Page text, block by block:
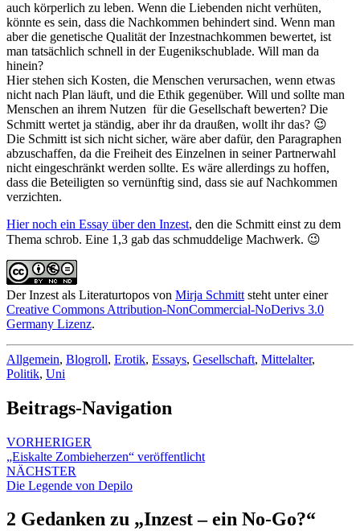
auch körperlich zu leben. Wenn die Liebenden nicht verhüten,
könnte es sein, dass die Nachkommen behindert sind. Wenn man
aber die genetische Qualität der Inzestnachkommen bewertet, ist
man tatsächlich schnell in der Eugenikschublade. Will man da
hinein?
Hier stehen sich Kosten, die Menschen verursachen, wenn etwas
nicht nach Plan läuft, und die Ethik gegenüber. Will und sollte man
Menschen an ihrem Nutzen für die Gesellschaft bewerten? Die
Schmitt wertet ja ständig, aber ihr da draußen, wollt ihr das? 😉
Die Schmitt ist sich nicht sicher, wäre aber dafür, den Paragraphen
abzuschaffen, da die Freiheit des Einzelnen in seiner Partnerwahl
nicht eingeschränkt werden sollte. Es wäre allerdings zu hoffen,
dass die Beteiligten so vernünftig sind, dass sie auf Nachkommen
verzichten.
Hier noch ein Essay über den Inzest, den die Schmitt einst zu dem
Thema schrob. Eine 1,3 gab das schmuddelige Machwerk. 😉
Der Inzest als Literaturtopos von Mirja Schmitt steht unter einer
Creative Commons Attribution-NonCommercial-NoDerivs 3.0
Germany Lizenz.
Allgemein, Blogroll, Erotik, Essays, Gesellschaft, Mittelalter,
Politik, Uni
Beitrags-Navigation
VORHERIGER
„Eiskalte Zombieherzen“ veröffentlicht
NÄCHSTER
Die Legende von Depilo
2 Gedanken zu „Inzest – ein No-Go?“